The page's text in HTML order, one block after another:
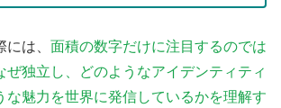
は、 面積の数字だけに注目するのでは
ぜ独立し、どのようなアイデンティティ
な魅力を世界に発信しているかを理解す